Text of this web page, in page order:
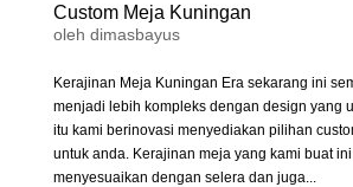
Custom Meja Kuningan
oleh dimasbayus
Kerajinan Meja Kuningan Era sekarang ini
menjadi lebih kompleks dengan design yang
itu kami berinovasi menyediakan pilihan
untuk anda. Kerajinan meja yang kami buat
menyesuaikan dengan selera dan juga...